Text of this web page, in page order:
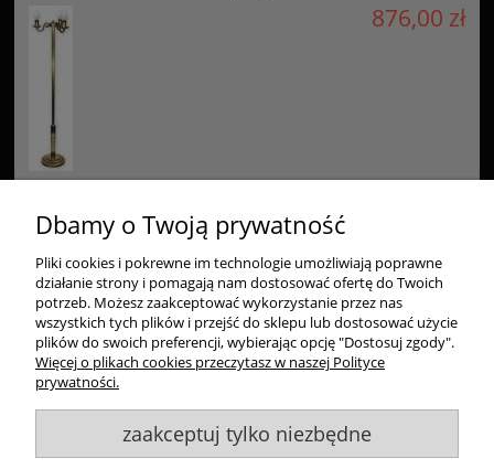
876,00 zł
Zakupy
Pomoc
Moje konto
Informacje
Dbamy o Twoją prywatność
Pliki cookies i pokrewne im technologie umożliwiają poprawne
działanie strony i pomagają nam dostosować ofertę do Twoich
potrzeb. Możesz zaakceptować wykorzystanie przez nas
wszystkich tych plików i przejść do sklepu lub dostosować użycie
plików do swoich preferencji, wybierając opcję "Dostosuj zgody".
Więcej o plikach cookies przeczytasz w naszej Polityce
prywatności.
zaakceptuj tylko niezbędne